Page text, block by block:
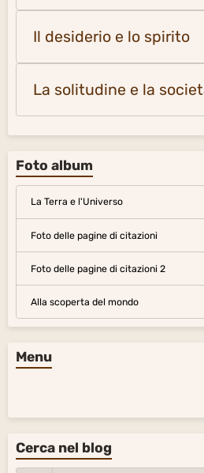
Il desiderio e lo spirito
La solitudine e la
Foto album
La Terra e l'Universo
Foto delle pagine di citazioni
Foto delle pagine di citazioni 2
Alla scoperta del mondo
Menu
Cerca nel blog